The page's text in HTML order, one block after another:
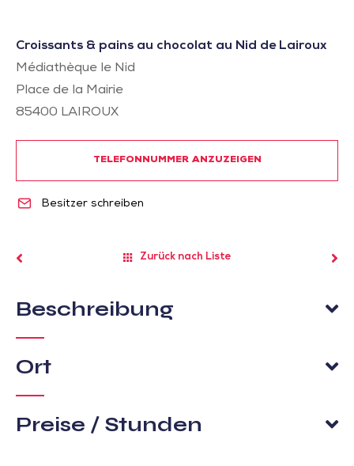
Croissants & pains au chocolat au Nid de Lairoux
Médiathèque le Nid
Place de la Mairie
85400 LAIROUX
TELEFONNUMMER ANZUZEIGEN
Besitzer schreiben
Zurück nach Liste
Beschreibung
Ort
Preise / Stunden